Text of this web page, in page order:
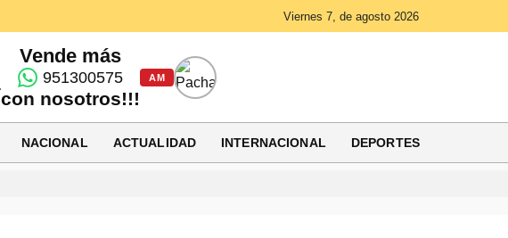
Viernes 7, de agosto 2026
Vende más
951300575
con nosotros!!!
AM
NACIONAL ACTUALIDAD INTERNACIONAL DEPORTES